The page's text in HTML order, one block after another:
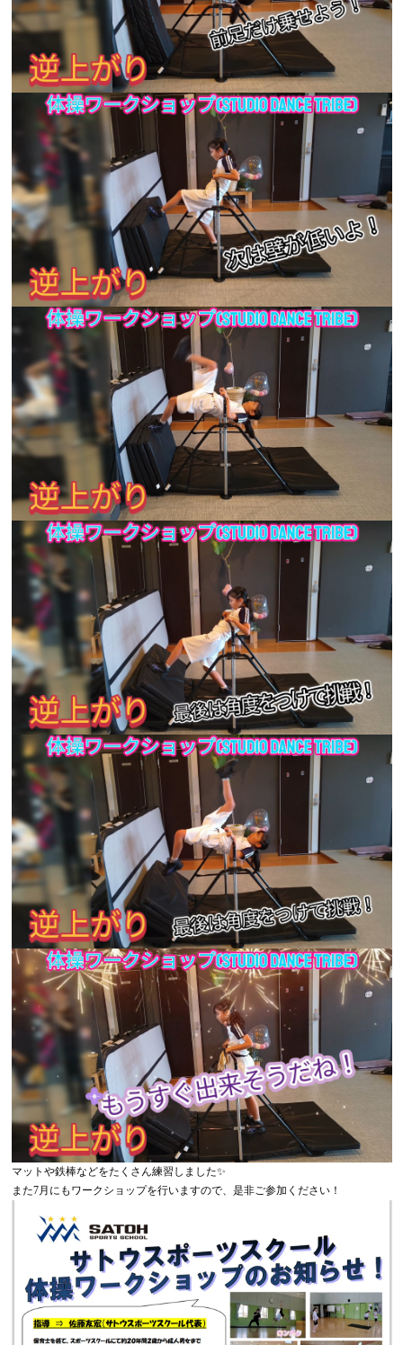
マットや鉄棒などをたくさん練習しました✨
また7月にもワークショップを行いますので、是非ご参加ください！